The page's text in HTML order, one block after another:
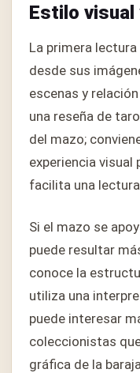
Estilo
La primera
desde sus
escenas y
una reseña de
del mazo;
experiencia visual
facilita una
Si el mazo se
puede resultar
conoce la
utiliza una
puede interesar
coleccionistas
gráfica de la